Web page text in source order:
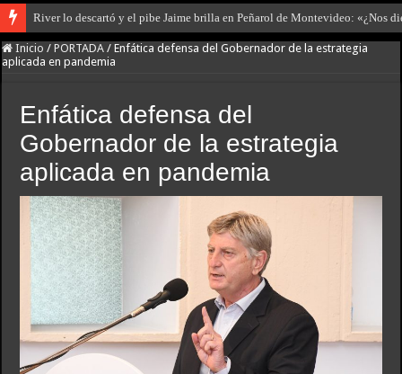
River lo descartó y el pibe Jaime brilla en Peñarol de Montevideo: «¿Nos
Inicio / PORTADA / Enfática defensa del Gobernador de la estrategia
aplicada en pandemia
Enfática defensa del
Gobernador de la estrategia
aplicada en pandemia